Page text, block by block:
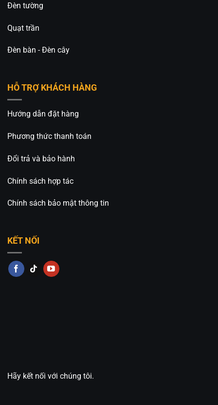
Đèn tường
Quạt trần
Đèn bàn - Đèn cây
HỖ TRỢ KHÁCH HÀNG
Hướng dẫn đặt hàng
Phương thức thanh toán
Đổi trả và bảo hành
Chính sách hợp tác
Chính sách bảo mật thông tin
KẾT NỐI
Hãy kết nối với chúng tôi.